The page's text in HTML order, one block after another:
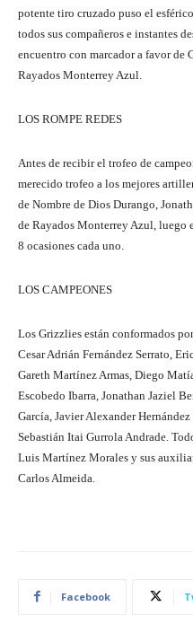
potente tiro cruzado puso el
todos sus compañeros e instantes
encuentro con marcador a favor
Rayados Monterrey Azul.
LOS ROMPE REDES
Antes de recibir el trofeo de
merecido trofeo a los mejores
de Nombre de Dios Durango,
de Rayados Monterrey Azul, luego
8 ocasiones cada uno.
LOS CAMPEONES
Los Grizzlies están conformados
Cesar Adrián Fernández Serrato,
Gareth Martínez Armas, Diego
Escobedo Ibarra, Jonathan Jaziel
García, Javier Alexander
Sebastián Itai Gurrola Andrade.
Luis Martínez Morales y sus
Carlos Almeida.
Facebook